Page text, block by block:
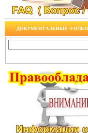
ДОКУМЕНТАЛЬНЫЕ